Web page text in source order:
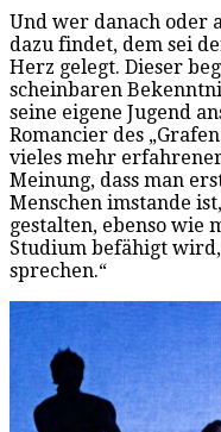
Und wer danach oder
dazu findet, dem sei
Herz gelegt. Dieser
scheinbaren
seine eigene Jugend
Romancier des
vieles mehr
Meinung, dass man
Menschen imstande
gestalten, ebenso wie
Studium befähigt
sprechen.“